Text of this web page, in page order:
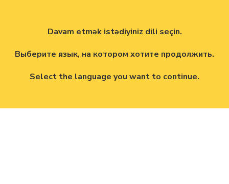
Davam etmək istədiyiniz dili seçin.
Выберите язык, на котором хотите продолжить.
Select the language you want to continue.